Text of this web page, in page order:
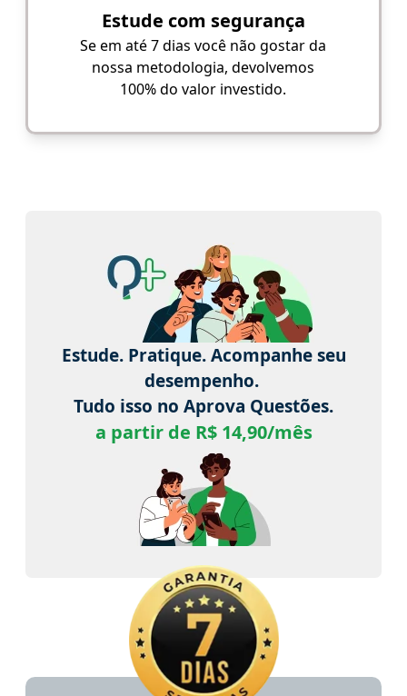
Estude com segurança
Se em até 7 dias você não gostar da
nossa metodologia, devolvemos
100% do valor investido.
Estude. Pratique. Acompanhe seu
desempenho.
Tudo isso no Aprova Questões.
a partir de R$ 14,90/mês